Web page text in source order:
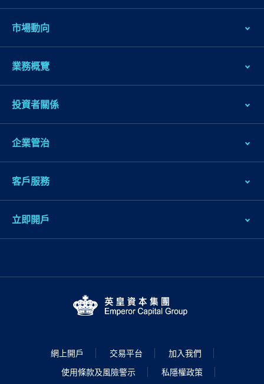
市場動向
業務概覽
投資者關係
企業管治
客戶服務
立即開戶
網上開戶 交易平台
加入我們
使用條款及風險警示
私隱權政策